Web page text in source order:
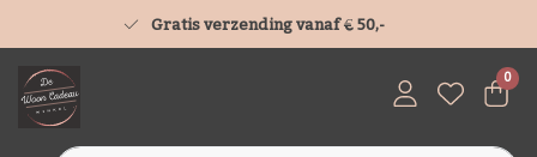
Gratis verzending vanaf € 50,-
0